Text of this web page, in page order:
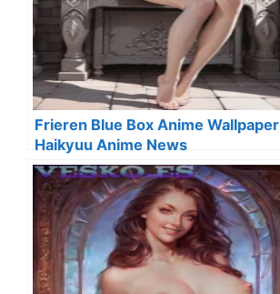
Frieren Blue Box Anime Wallpaper
Haikyuu Anime News